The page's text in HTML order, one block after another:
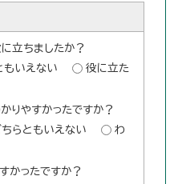
立ちましたか？
もいえない
役に立た
りやすかったですか？
ちらともいえない
わ
かったですか？